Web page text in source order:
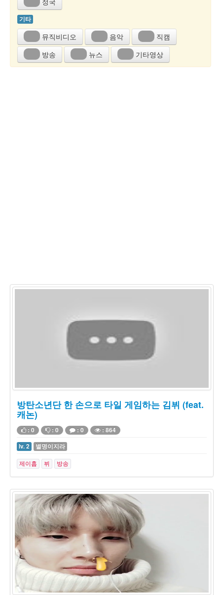
기타
뮤직비디오 음악
직캠
방송
뉴스 기타영상
방탄소년단 한 손으로 타일 게임하는 김뷔 (feat.
캐논)
: 0 : 0 : 0
: 864
lv. 2
별명이지라
제이홉 뷔 방송